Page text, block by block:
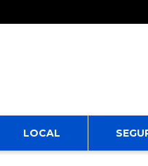
LOCAL